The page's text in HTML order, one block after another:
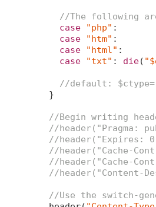
//The following
case
"php" :
case
"htm" :
case
"html" :
case
"txt" : die(
//default:
   }
//Begin writing
//header("Pragma:
//header("Expires:
//header("Cache-
//header("Cache-
//header("Content-
//Use the switch-